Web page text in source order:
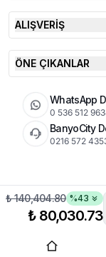
₺ 140,404.80 %43
₺ 80,030.73
ALIŞVERİŞ
ÖNE ÇIKANLAR
WhatsApp
0 536 512
BanyoCity
0216 572
© 2026 Şimşek
KVKK